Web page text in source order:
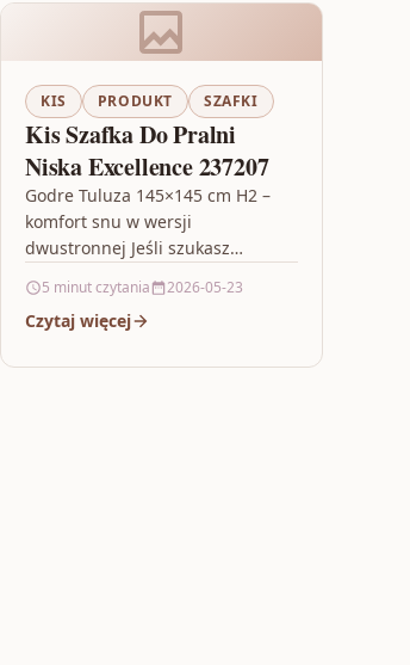
KIS PRODUKT SZAFKI
Kis Szafka Do Pralni
Niska Excellence 237207
Godre Tuluza 145×145 cm H2 –
komfort snu w wersji
dwustronnej Jeśli szukasz
wygodnie zmieniać stronę i
dopasować odczucie twardości
5 minut czytania 2026-05-23
Czytaj więcej